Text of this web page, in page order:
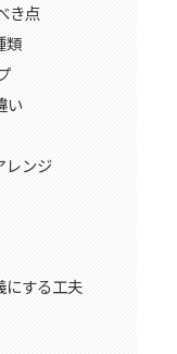
き点
類
い
レンジ
にする工夫